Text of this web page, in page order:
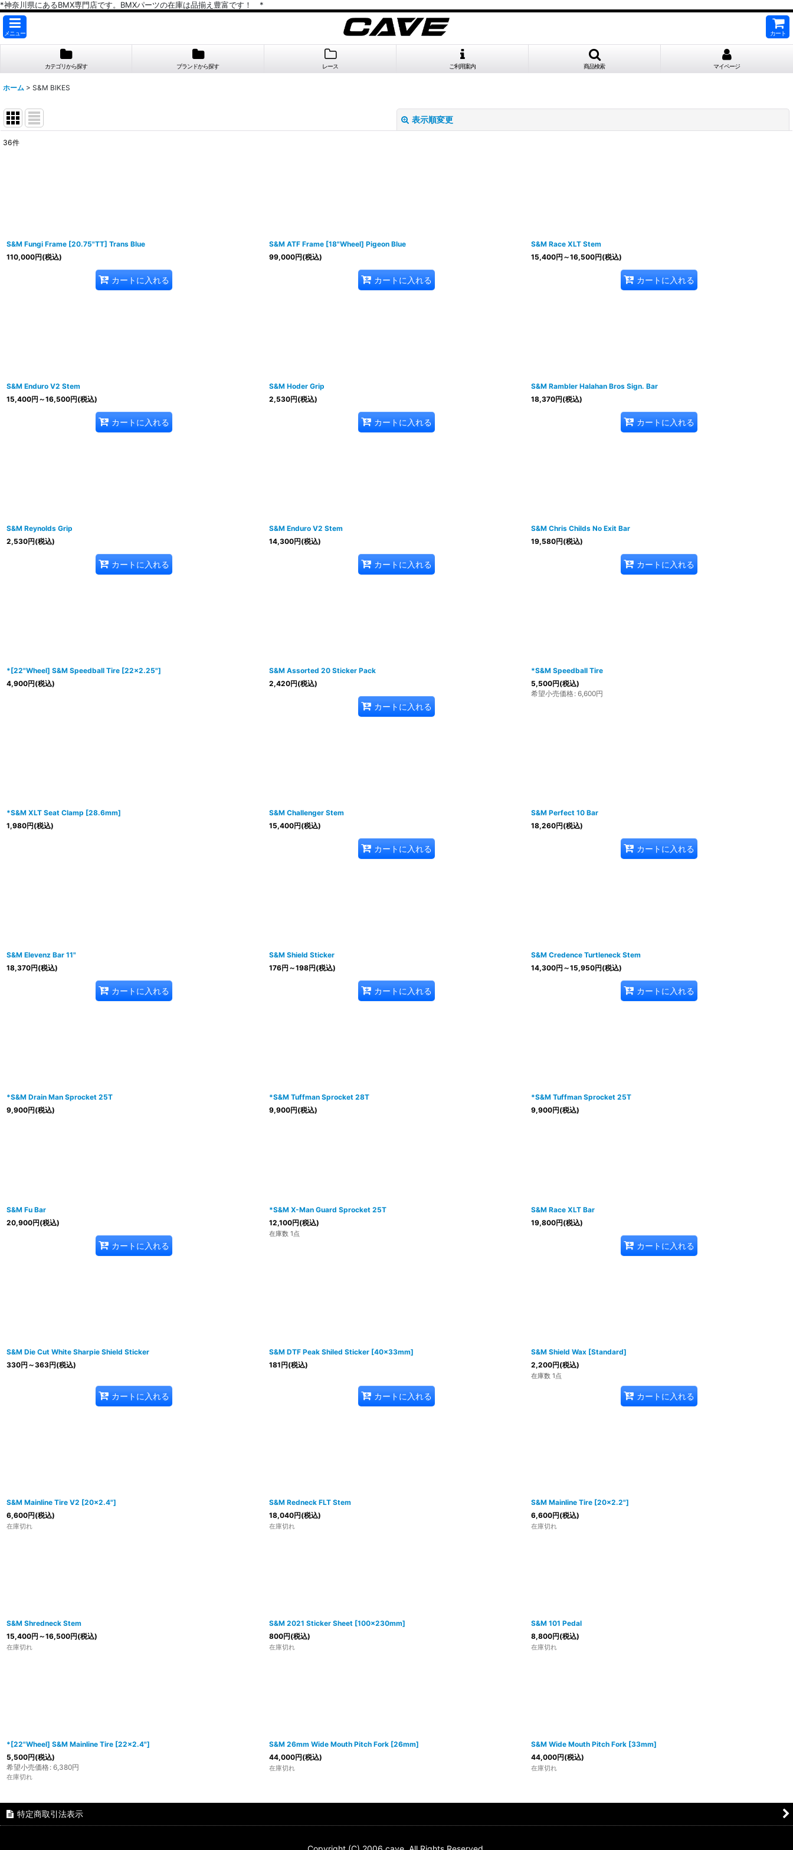
*神奈川県にあるBMX専門店です。BMXパーツの在庫は品揃え豊富です！ *
メニュー カート
カテゴリから探す ブランドから探す レース ご利用案内 商品検索 マイページ
ホーム > S&M BIKES
表示順変更
並び順:
絞り込む
36件
S&M Fungi Frame [20.75"TT] Trans Blue
110,000円(税込)
カートに入れる
S&M ATF Frame [18"Wheel] Pigeon Blue
99,000円(税込)
カートに入れる
S&M Race XLT Stem
15,400円 ～16,500円(税込)
カートに入れる
S&M Enduro V2 Stem
15,400円 ～16,500円(税込)
カートに入れる
S&M Hoder Grip
2,530円(税込)
カートに入れる
S&M Rambler Halahan Bros Sign. Bar
18,370円(税込)
カートに入れる
S&M Reynolds Grip
2,530円(税込)
カートに入れる
S&M Enduro V2 Stem
14,300円(税込)
カートに入れる
S&M Chris Childs No Exit Bar
19,580円(税込)
カートに入れる
*[22"Wheel] S&M Speedball Tire [22x2.25"]
4,900円(税込)
S&M Assorted 20 Sticker Pack
2,420円(税込)
カートに入れる
*S&M Speedball Tire
5,500円(税込)
希望小売価格: 6,600円
*S&M XLT Seat Clamp [28.6mm]
1,980円(税込)
S&M Challenger Stem
15,400円(税込)
カートに入れる
S&M Perfect 10 Bar
18,260円(税込)
カートに入れる
S&M Elevenz Bar 11"
18,370円(税込)
カートに入れる
S&M Shield Sticker
176円 ～198円(税込)
カートに入れる
S&M Credence Turtleneck Stem
14,300円 ～15,950円(税込)
カートに入れる
*S&M Drain Man Sprocket 25T
9,900円(税込)
*S&M Tuffman Sprocket 28T
9,900円(税込)
*S&M Tuffman Sprocket 25T
9,900円(税込)
S&M Fu Bar
20,900円(税込)
カートに入れる
*S&M X-Man Guard Sprocket 25T
12,100円(税込)
在庫数 1点
S&M Race XLT Bar
19,800円(税込)
カートに入れる
S&M Die Cut White Sharpie Shield Sticker
330円 ～363円(税込)
カートに入れる
S&M DTF Peak Shiled Sticker [40x33mm]
181円(税込)
カートに入れる
S&M Shield Wax [Standard]
2,200円(税込)
在庫数 1点
カートに入れる
S&M Mainline Tire V2 [20x2.4"]
6,600円(税込)
在庫切れ
S&M Redneck FLT Stem
18,040円(税込)
在庫切れ
S&M Mainline Tire [20x2.2"]
6,600円(税込)
在庫切れ
S&M Shredneck Stem
15,400円 ～16,500円(税込)
在庫切れ
S&M 2021 Sticker Sheet [100x230mm]
800円(税込)
在庫切れ
S&M 101 Pedal
8,800円(税込)
在庫切れ
*[22"Wheel] S&M Mainline Tire [22x2.4"]
5,500円(税込)
希望小売価格: 6,380円
在庫切れ
S&M 26mm Wide Mouth Pitch Fork [26mm]
44,000円(税込)
在庫切れ
S&M Wide Mouth Pitch Fork [33mm]
44,000円(税込)
在庫切れ
特定商取引法表示